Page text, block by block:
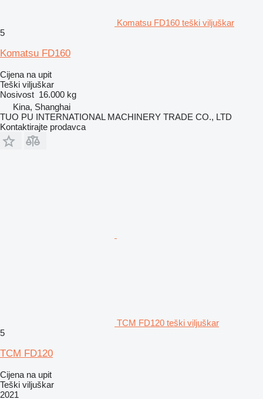
Komatsu FD160 teški viljuškar
5
Komatsu FD160
Cijena na upit
Teški viljuškar
Nosivost 16.000 kg
Kina, Shanghai
TUO PU INTERNATIONAL MACHINERY TRADE CO., LTD
Kontaktirajte prodavca
TCM FD120 teški viljuškar
5
TCM FD120
Cijena na upit
Teški viljuškar
2021